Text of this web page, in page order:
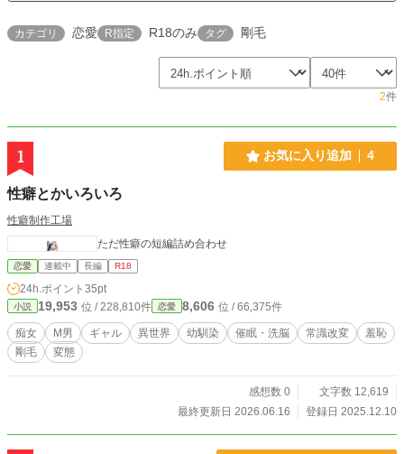
カテゴリ 恋愛 R指定 R18のみ タグ 剛毛
2件
1 お気に入り追加 4
性癖とかいろいろ
性癖制作工場
ただ性癖の短編詰め合わせ
恋愛 連載中 長編 R18
24h.ポイント 35pt
小説 19,953 位 / 228,810件 恋愛 8,606 位 / 66,375件
痴女 M男 ギャル 異世界 幼馴染 催眠・洗脳 常識改変
羞恥
剛毛
変態
感想数 0
文字数 12,619
最終更新日 2026.06.16
登録日 2025.12.10